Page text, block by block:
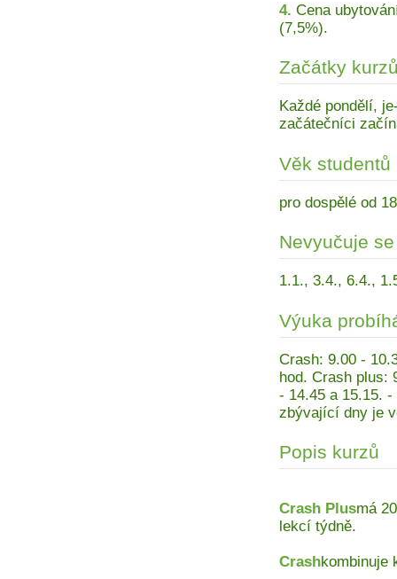
4. Cena
(7,5%).
Začátky
Každé pondělí,
začátečníci
Věk studentů
pro dospělé od
Nevyučuje se
1.1., 3.4., 6.4.,
Výuka
Crash: 9.00 -
hod. Crash plus:
- 14.45 a 15.15.
zbývající dny je
Popis kurzů
Crash Plusmá
lekcí týdně.
Crashkombinuje